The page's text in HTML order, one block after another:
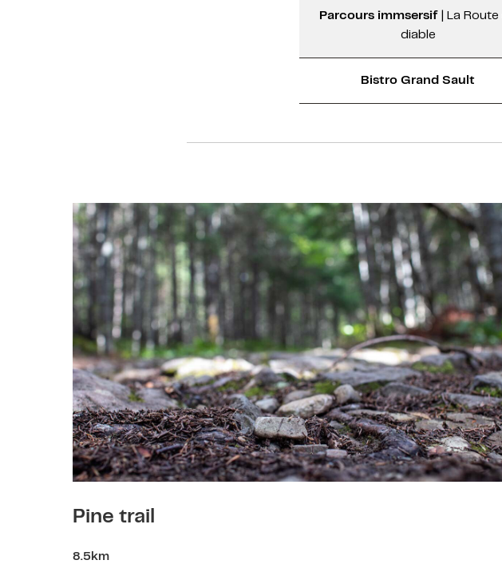
Parcours immsersif|
La
diable
Bistro Grand Sault
Pine trail
8.5km